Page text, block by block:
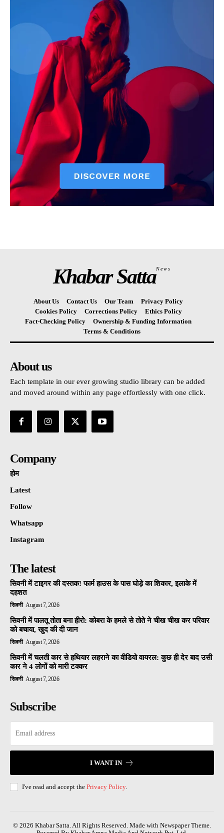
Khabar SattaNews
About Us Contact Us Our Team
Privacy Policy
Cookies Policy
Corrections Policy
Ethics Policy
Fact-Checking Policy
Ownership & Funding Information
Terms & Conditions
About us
Each template in our ever growing studio library can be added
and moved around within any page effortlessly with one click.
Company
होम
Latest
Follow
Whatsapp
Instagram
The latest
सिवनी में टाइगर की दस्तक! फार्म हाउस के पास घोड़े का शिकार, इलाके में
दहशत
सिवनी August 7, 2026
सिवनी में पालतू तोता बना हीरो: कोबरा के हमले से तोते ने चीख चीख कर परिवार
को बचाया, खुद की दी जान
सिवनी August 7, 2026
सिवनी में चलती कार से हथियार लहराने का वीडियो वायरल: कुछ ही देर बाद उसी
कार ने 4 लोगों को मारी टक्कर
सिवनी August 7, 2026
Subscribe
I WANT IN
I've read and accept the Privacy Policy.
© 2026 Khabar Satta. All Rights Reserved. Made with Newspaper Theme.